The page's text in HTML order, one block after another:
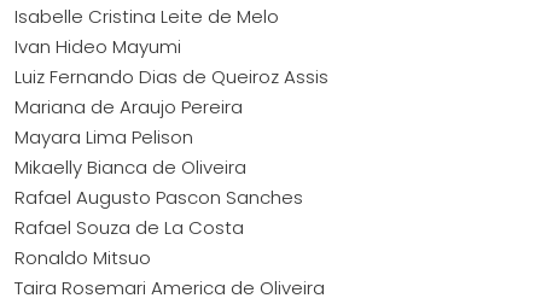
Isabelle Cristina Leite de Melo
Ivan Hideo Mayumi
Luiz Fernando Dias de Queiroz Assis
Mariana de Araujo Pereira
Mayara Lima Pelison
Mikaelly Bianca de Oliveira
Rafael Augusto Pascon Sanches
Rafael Souza de La Costa
Ronaldo Mitsuo
Taira Rosemari America de Oliveira